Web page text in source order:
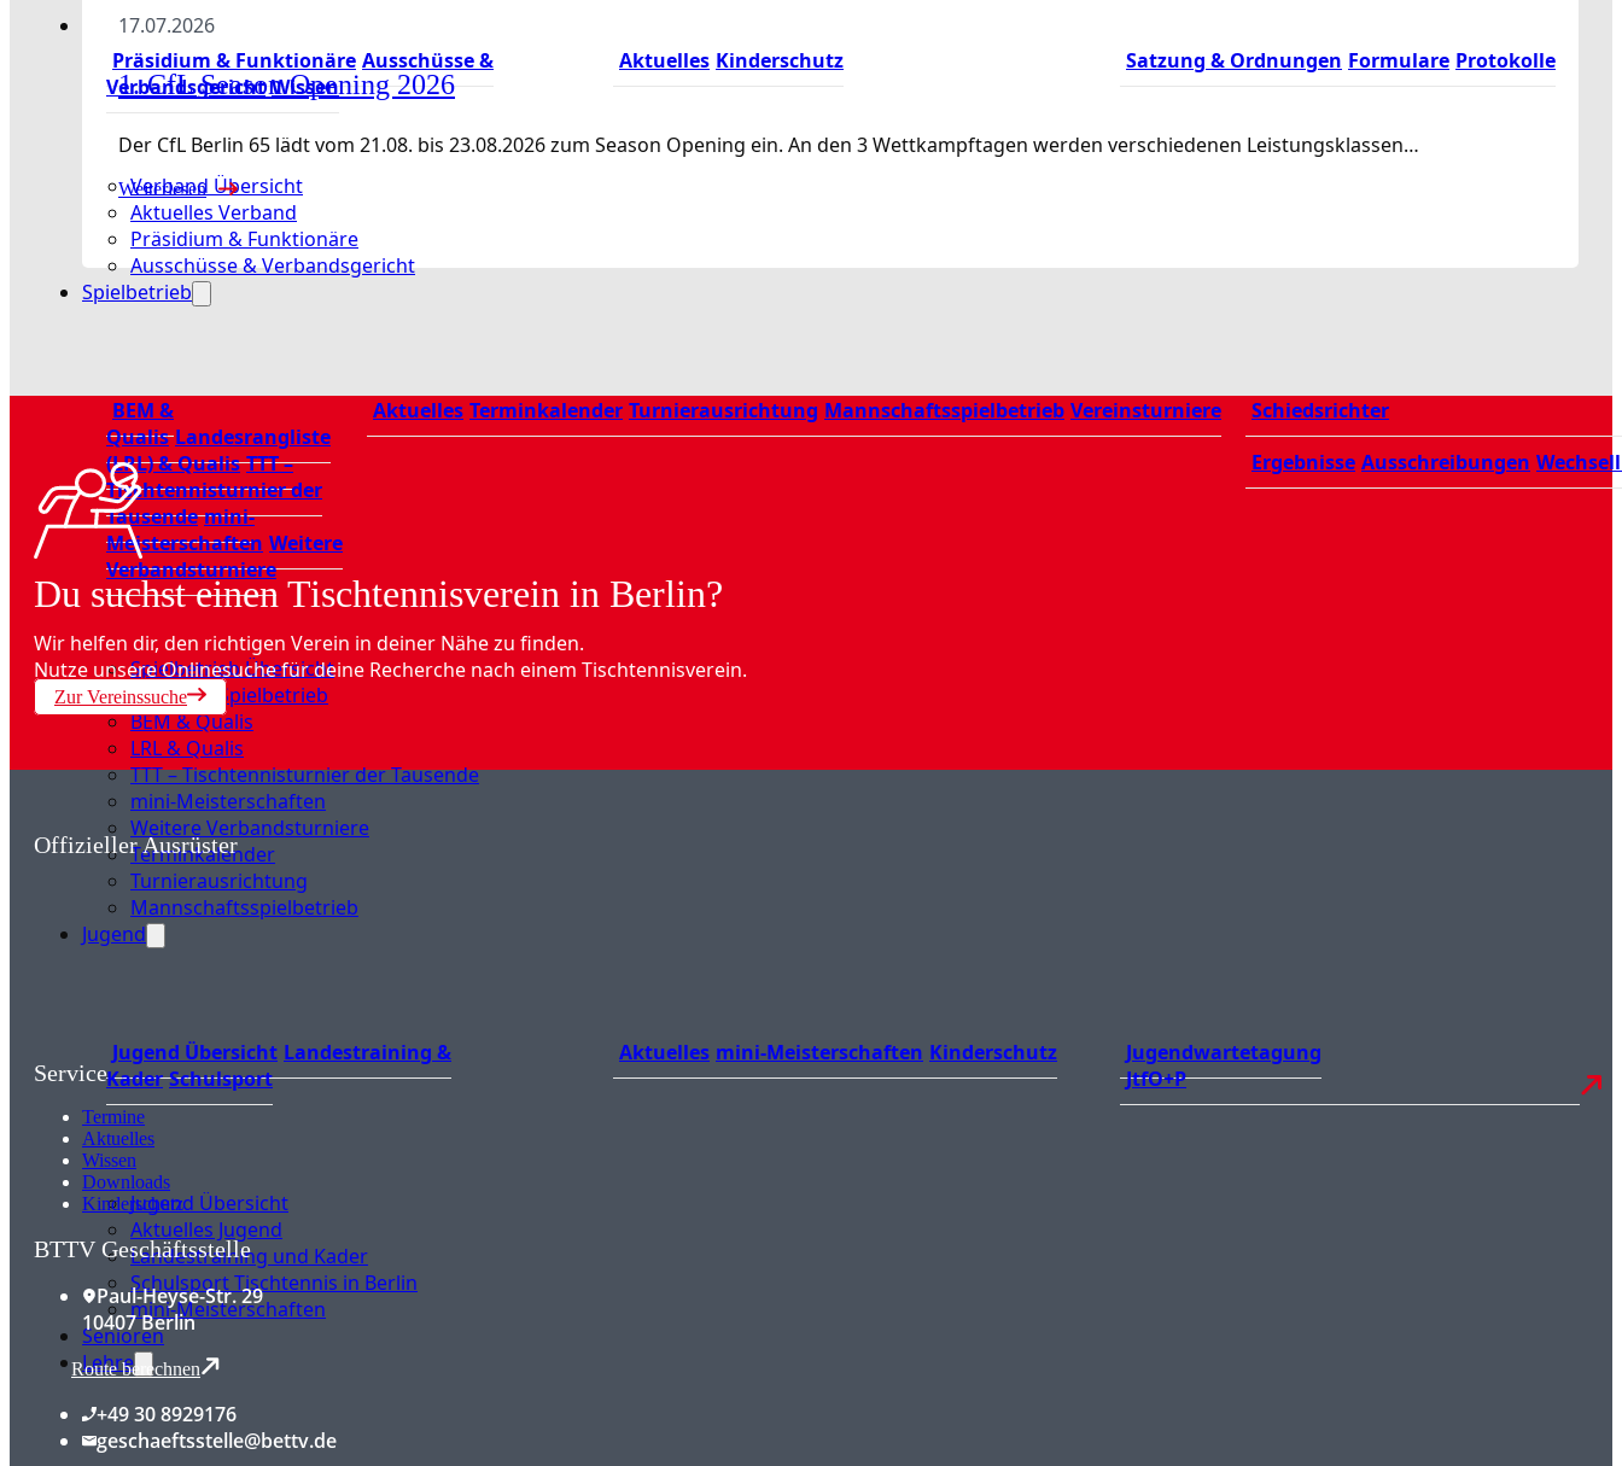
Präsidium & Funktionäre Ausschüsse &
Verbandsgericht Wissen
Aktuelles Kinderschutz Satzung & Ordnungen Formulare Protokolle
Verband Übersicht
Aktuelles Verband
Präsidium & Funktionäre
Ausschüsse & Verbandsgericht
Spielbetrieb
BEM &
Qualis Landesrangliste
(LRL) & Qualis TTT –
Tischtennisturnier der
Tausende mini-
Meisterschaften Weitere
Verbandsturniere
Aktuelles Terminkalender Turnierausrichtung Mannschaftsspielbetrieb Vereinsturniere
Schiedsrichter
Ergebnisse Ausschreibungen
Spielbetrieb Übersicht
Aktuelles Spielbetrieb
BEM & Qualis
LRL & Qualis
TTT – Tischtennisturnier der Tausende
mini-Meisterschaften
Weitere Verbandsturniere
Terminkalender
Turnierausrichtung
Mannschaftsspielbetrieb
Jugend
Jugend Übersicht Landestraining &
Kader Schulsport
Aktuelles mini-Meisterschaften Kinderschutz
Jugendwartetagung
JtfO+P
Jugend Übersicht
Aktuelles Jugend
Landestraining und Kader
Schulsport Tischtennis in Berlin
mini-Meisterschaften
Senioren
Lehre
17.07.2026
1. CfL Season Opening 2026
Der CfL Berlin 65 lädt vom 21.08. bis 23.08.2026 zum Season Opening ein. An den 3 Wettkampftagen werden verschiedenen Leistungsklassen…
Weiterlesen
Du suchst einen Tischtennisverein in Berlin?
Wir helfen dir, den richtigen Verein in deiner Nähe zu finden.
Nutze unsere Onlinesuche für deine Recherche nach einem Tischtennisverein.
Zur Vereinssuche
Offizieller Ausrüster
Service
Termine
Aktuelles
Wissen
Downloads
Kinderschutz
BTTV Geschäftsstelle
Paul-Heyse-Str. 29
10407 Berlin
Route berechnen
+49 30 8929176
geschaeftsstelle@bettv.de